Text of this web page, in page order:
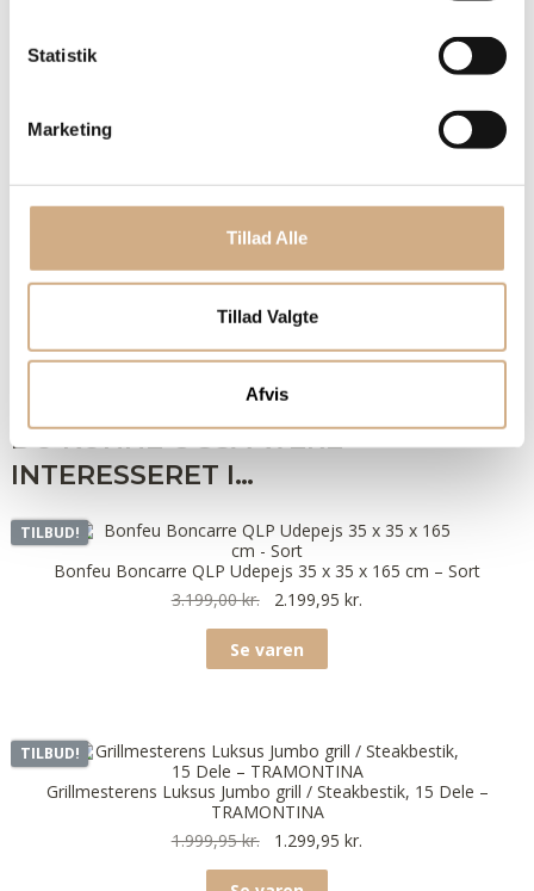
Statistik
Marketing
Tillad Alle
Tillad Valgte
Afvis
DU KUNNE OGSÅ VÆRE
INTERESSERET I…
Bonfeu Boncarre QLP Udepejs 35 x 35 x 165 cm – Sort
TILBUD!
3.199,00kr. 2.199,95kr.
Se varen
Grillmesterens Luksus Jumbo grill / Steakbestik, 15 Dele –
TRAMONTINA
TILBUD!
1.999,95kr. 1.299,95kr.